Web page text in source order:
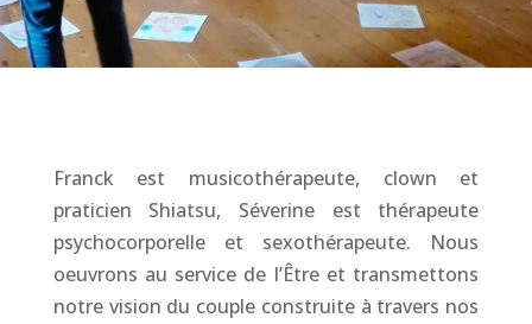
Franck est musicothérapeute, clown et
praticien Shiatsu, Séverine est thérapeute
psychocorporelle et sexothérapeute. Nous
oeuvrons au service de l’Être et transmettons
notre vision du couple construite à travers nos